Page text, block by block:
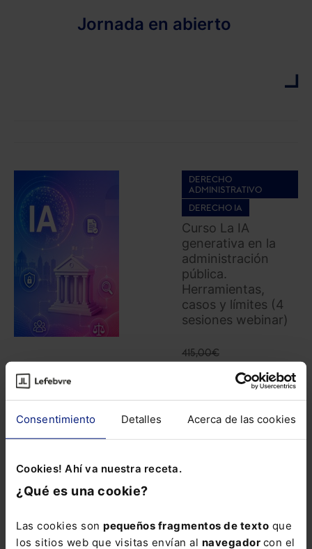
Consentimiento Detalles Acerca de las cookies
Cookies! Ahí va nuestra receta.
¿Qué es una cookie?
Las cookies son pequeños fragmentos de texto que
los sitios web que visitas envían al navegador con el
Jornada en abierto
DERECHO
ADMINISTRATIVO
DERECHO IA
Curso La IA
generativa en la
administración
pública.
Herramientas,
casos y límites (4
sesiones webinar)
415,00€
COMPRAR
Administración